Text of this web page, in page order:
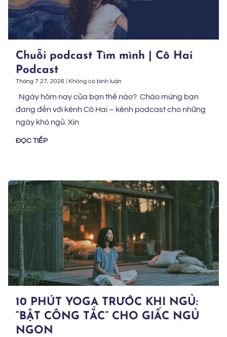
Chuỗi podcast Tìm mình | Cô Hai
Podcast
Tháng 7 27, 2026 Không có bình luận
Ngày hôm nay của bạn thế nào? Chào mừng bạn
đang đến với kênh Cô Hai – kênh podcast cho những
ngày khó ngủ. Xin
ĐỌC TIẾP
10 PHÚT YOGA TRƯỚC KHI NGỦ:
“BẬT CÔNG TẮC” CHO GIẤC NGỦ
NGON